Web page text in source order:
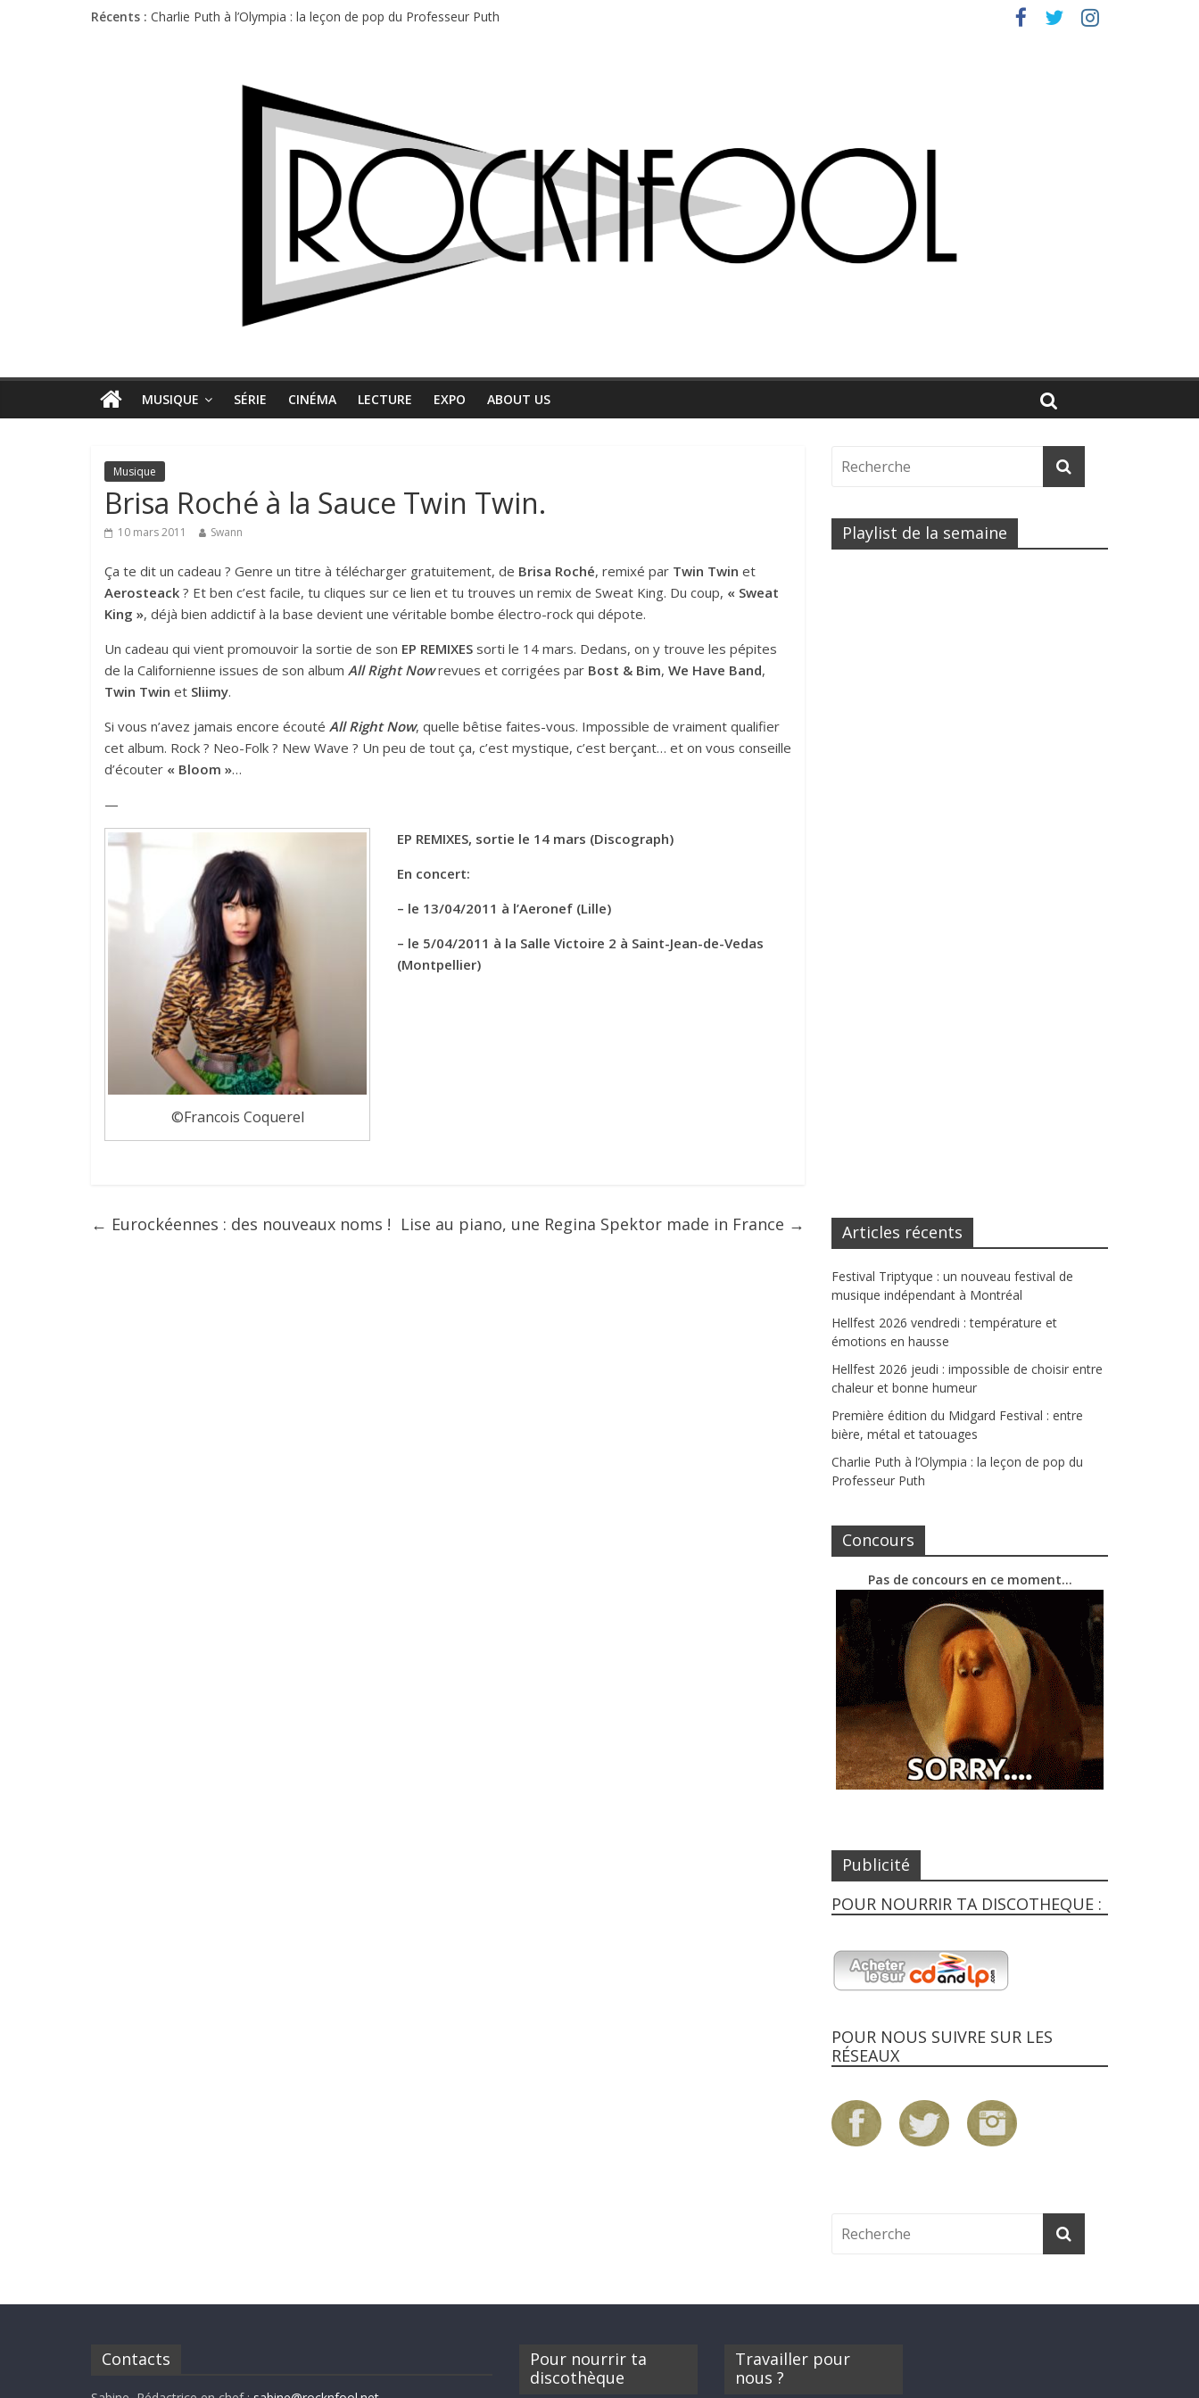
Récents : Charlie Puth à l’Olympia : la leçon de pop du Professeur Puth
Première édition du Midgard Festival : entre bière, métal et tatouages
MUSIQUE SÉRIE CINÉMA LECTURE EXPO ABOUT US
Musique
Brisa Roché à la Sauce Twin Twin.
10 mars 2011 Swann
Ça te dit un cadeau ? Genre un titre à télécharger gratuitement, de Brisa Roché, remixé par Twin Twin et
Aerosteack ? Et ben c’est facile, tu cliques sur ce lien et tu trouves un remix de Sweat King. Du coup, « Sweat
King », déjà bien addictif à la base devient une véritable bombe électro-rock qui dépote.
Un cadeau qui vient promouvoir la sortie de son EP REMIXES sorti le 14 mars. Dedans, on y trouve les pépites
de la Californienne issues de son album All Right Nowrevues et corrigées par Bost & Bim, We Have Band,
Twin Twin et Sliimy.
Si vous n’avez jamais encore écouté All Right Now, quelle bêtise faites-vous. Impossible de vraiment qualifier
cet album. Rock ? Neo-Folk ? New Wave ? Un peu de tout ça, c’est mystique, c’est berçant… et on vous conseille
d’écouter « Bloom »…
—
©Francois Coquerel
EP REMIXES, sortie le 14 mars (Discograph)
En concert:
– le 13/04/2011 à l’Aeronef (Lille)
– le 5/04/2011 à la Salle Victoire 2 à Saint-Jean-de-Vedas
(Montpellier)
← Eurockéennes : des nouveaux noms ! Lise au piano, une Regina Spektor made in France →
Playlist de la semaine
Articles récents
Festival Triptyque : un nouveau festival de
musique indépendant à Montréal
Hellfest 2026 vendredi : température et
émotions en hausse
Hellfest 2026 jeudi : impossible de choisir entre
chaleur et bonne humeur
Première édition du Midgard Festival : entre
bière, métal et tatouages
Charlie Puth à l’Olympia : la leçon de pop du
Professeur Puth
Concours
Pas de concours en ce moment…
Publicité
POUR NOURRIR TA DISCOTHEQUE :
POUR NOUS SUIVRE SUR LES
RÉSEAUX
Contacts
Pour nourrir ta
discothèque
Travailler pour
nous ?